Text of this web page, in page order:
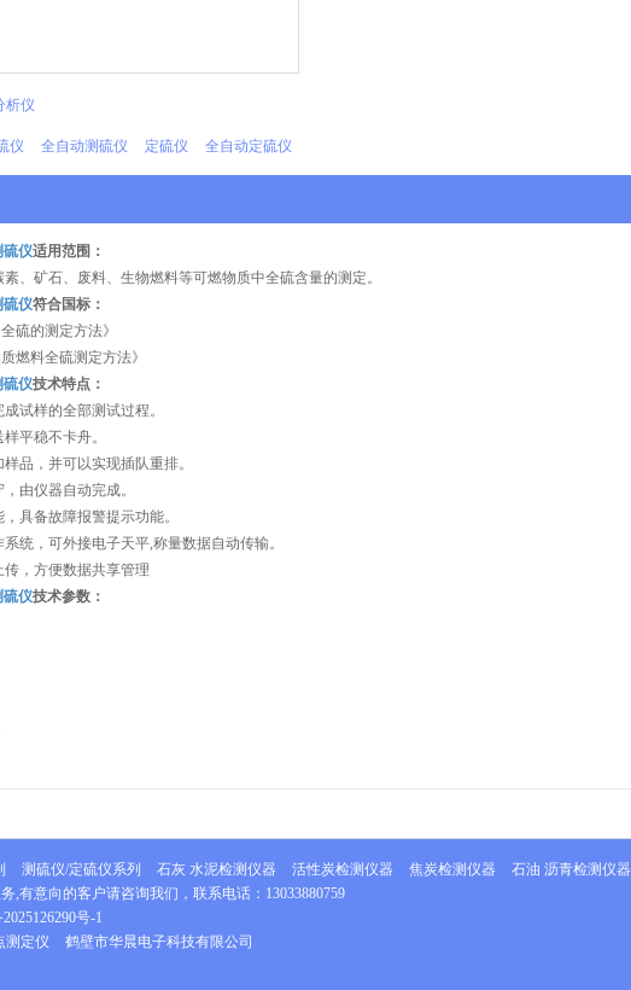
析仪
仪 全自动测硫仪 定硫仪 全自动定硫仪
硫仪适用范围：
、矿石、废料、生物燃料等可燃物质中全硫含量的测定。
硫仪符合国标：
硫的测定方法》
燃料全硫测定方法》
硫仪技术特点：
试样的全部测试过程。
平稳不卡舟。
品，并可以实现插队重排。
由仪器自动完成。
具备故障报警提示功能。
统，可外接电子天平,称量数据自动传输。
，方便数据共享管理
硫仪技术参数：
测硫仪/定硫仪系列 石灰 水泥检测仪器 活性炭检测仪器 焦炭检测仪器
石油 沥青检测仪器
,有意向的客户请咨询我们，联系电话： 13033880759
号-1
测定仪 鹤壁市华晨电子科技有限公司